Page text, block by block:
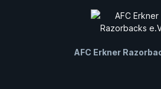
AFC Erkner